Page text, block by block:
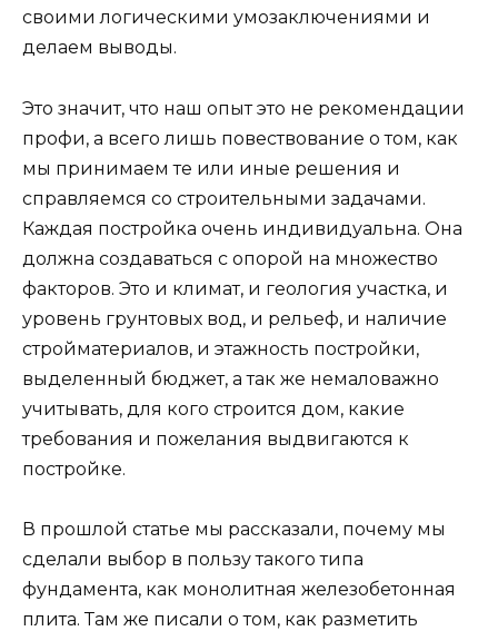
своими логическими умозаключениями и
делаем выводы.
Это значит, что наш опыт это не рекомендации
профи, а всего лишь повествование о том, как
мы принимаем те или иные решения и
справляемся со строительными задачами.
Каждая постройка очень индивидуальна. Она
должна создаваться с опорой на множество
факторов. Это и климат, и геология участка, и
уровень грунтовых вод, и рельеф, и наличие
стройматериалов, и этажность постройки,
выделенный бюджет, а так же немаловажно
учитывать, для кого строится дом, какие
требования и пожелания выдвигаются к
постройке.
В прошлой статье мы рассказали, почему мы
сделали выбор в пользу такого типа
фундамента, как монолитная железобетонная
плита. Там же писали о том, как разметить